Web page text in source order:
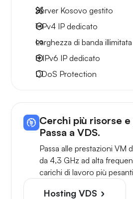
Server Kosovo gestito
1 IPv4 IP dedicato
Larghezza di banda illimitata
8 IPv6 IP dedicato
DDoS Protection
Cerchi più risorse
Passa a VDS.
Passa alle prestazioni VM
da 4,3 GHz ad alta
carichi di lavoro più
Hosting VDS